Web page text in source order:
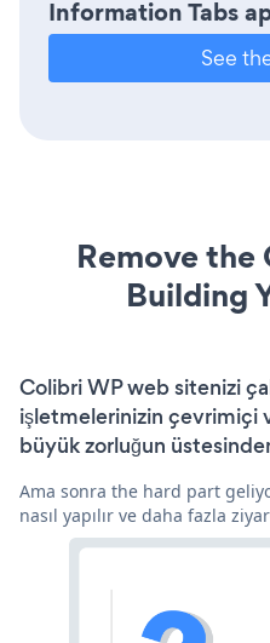
Information Tabs
See
Remove the
Building
Colibri WP web sitenizi
işletmelerinizin çevrimiçi
büyük zorluğun
Ama sonra the hard part
nasıl yapılır ve daha fazla